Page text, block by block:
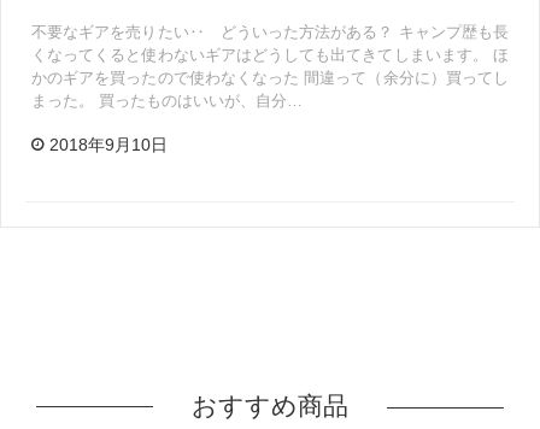
不要なギアを売りたい‥ どういった方法がある？ キャンプ歴も長
くなってくると使わないギアはどうしても出てきてしまいます。 ほ
かのギアを買ったので使わなくなった 間違って（余分に）買ってし
まった。 買ったものはいいが、自分…
2018年9月10日
おすすめ商品